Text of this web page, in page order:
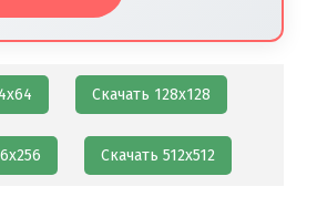
Скачать 128х128
Скачать 512х512